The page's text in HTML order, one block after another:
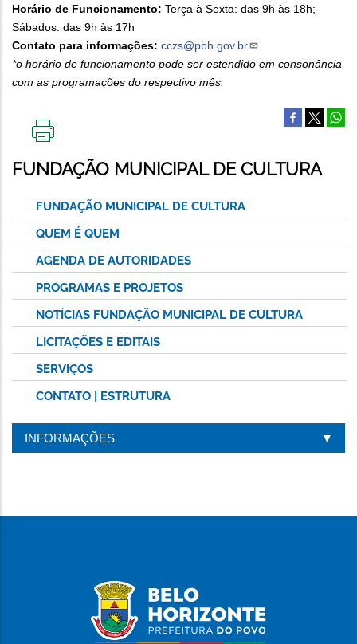
Horário de Funcionamento: Terça à Sexta: das 9h às 18h;
Sábados: das 9h às 17h
Contato para informações: cczs@pbh.gov.br
*o horário de funcionamento pode ser estendido em consonância
com as programações do respectivo mês.
ESTA
PÁGINA
FUNDAÇÃO MUNICIPAL DE CULTURA
FUNDAÇÃO MUNICIPAL DE CULTURA
QUEM É QUEM
AGENDA DE AUTORIDADES
PROGRAMAS E PROJETOS
NOTÍCIAS FUNDAÇÃO MUNICIPAL DE CULTURA
LICITAÇÕES E EDITAIS
SERVIÇOS
CONTATO | ESTRUTURA
INFORMAÇÕES